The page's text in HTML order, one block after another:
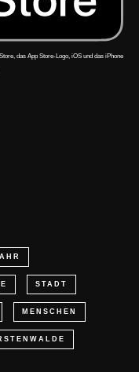
das App Store-Logo, iOS und das iPhone
STADT
MENSCHEN